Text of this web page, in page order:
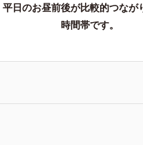
平日のお昼前後が比較的つなが
時間帯です。